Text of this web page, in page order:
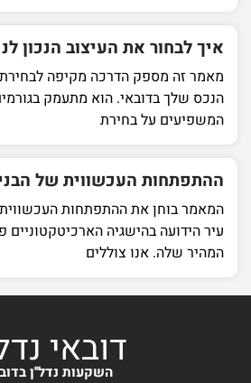
איך לבחור את העיצוב הנכון
מאמר זה מספק הדרכה מקיפה לבחירת
הנכס שלך בדובאי. הוא מתעמק
המשפיעים על בחירת
ההתפתחות העכשווית של
המאמר בוחן את ההתפתחות העכשווית
עיר הידועה בהישגיה הארכיטקטוניים
המהיר שלה. אנו צוללים
דובאי
השקעות נדל''ן